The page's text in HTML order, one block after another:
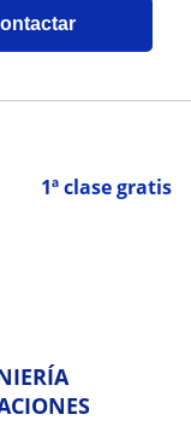
1ª clase gratis